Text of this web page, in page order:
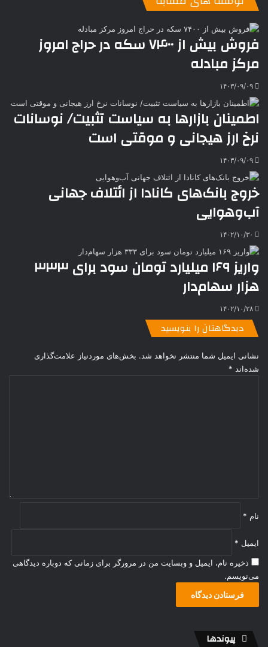
ی
ن
ل
ر
ر
س
ت
t
a
ا
م
فروش بیش از ۷۴۰۰ سکه در حراج امروز
مرکز مبادله
۱۴۰۳/۰۹/۰۹
اطمینان بازارها به سیاست تثبیت/ نوسانات
نرخ ارز هیجانی و موقتی است
۱۴۰۳/۰۹/۰۹
خروج بانک‌های کانادا از ائتلاف جهانی
آب‌وهوایی
۱۴۰۲/۱۰/۳۰
واریز ۱۶۹ میلیارد تومان سود برای ۳۳۳
هزار سهام‌دار
۱۴۰۲/۱۰/۲۸
دیدگاهتان را بنویسید
نشانی ایمیل شما منتشر نخواهد شد. بخش‌های موردنیاز علامت‌گذاری
شده‌اند *
نام *
ایمیل *
ذخیره نام، ایمیل و وبسایت من در مرورگر برای زمانی که دوباره دیدگاهی
می‌نویسم.
پیوندها